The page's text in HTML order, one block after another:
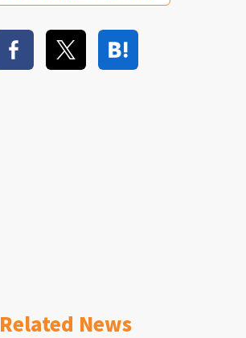
Related News